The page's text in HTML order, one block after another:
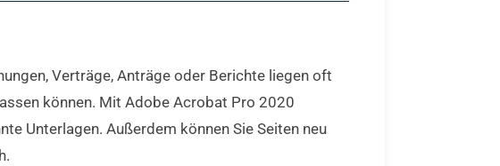
Verträge, Anträge oder Berichte liegen oft
können. Mit Adobe Acrobat Pro 2020
Unterlagen. Außerdem können Sie Seiten neu